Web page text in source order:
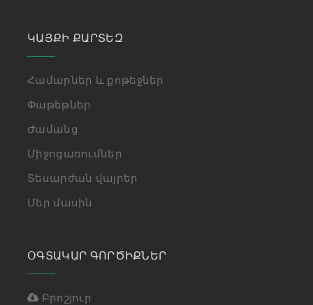
ԿԱՅՔԻ ՔԱՐՏԵԶ
Համարներ և քոթեջներ
Փաթեթներ
Ժամանց
Միջոցառումներ
Տեսարժան վայրեր
Մեր մասին
ՕԳՏԱԿԱՐ ԳՈՐԾԻՔՆԵՐ
Բրոշյուր